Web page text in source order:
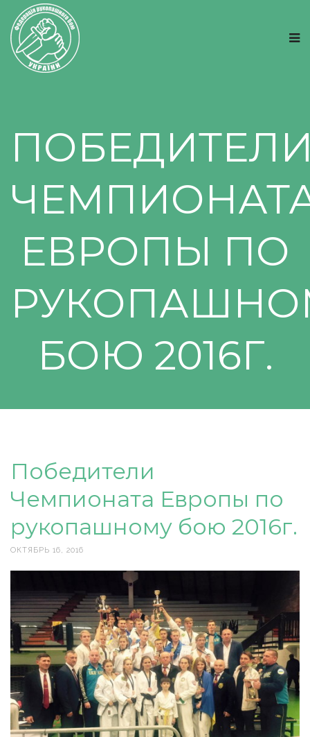
ЕВРОПЫ ПО
БОЮ 2016Г.
Победители
Чемпионата Европы по
рукопашному бою 2016г.
ОКТЯБРЬ 16, 2016